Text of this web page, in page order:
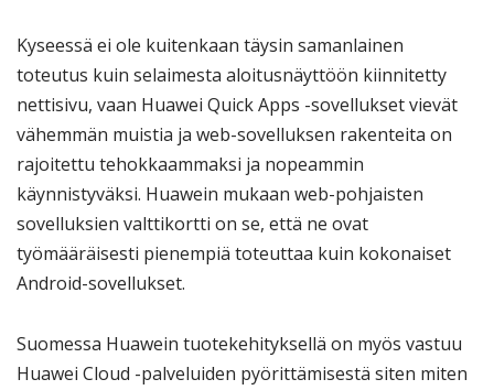
Kyseessä ei ole kuitenkaan täysin samanlainen
toteutus kuin selaimesta aloitusnäyttöön kiinnitetty
nettisivu, vaan Huawei Quick Apps -sovellukset vievät
vähemmän muistia ja web-sovelluksen rakenteita on
rajoitettu tehokkaammaksi ja nopeammin
käynnistyväksi. Huawein mukaan web-pohjaisten
sovelluksien valttikortti on se, että ne ovat
työmääräisesti pienempiä toteuttaa kuin kokonaiset
Android-sovellukset.
Suomessa Huawein tuotekehityksellä on myös vastuu
Huawei Cloud -palveluiden pyörittämisestä siten miten